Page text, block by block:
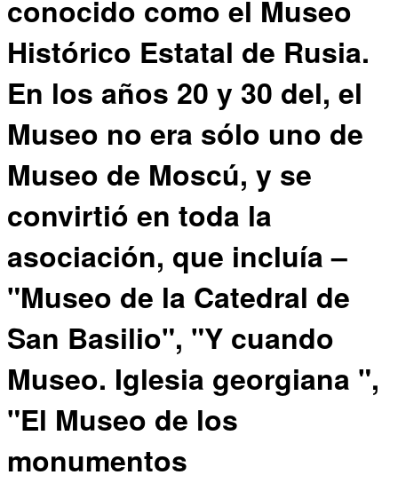
conocido como el Museo
Histórico Estatal de Rusia.
En los años 20 y 30 del, el
Museo no era sólo uno de
Museo de Moscú, y se
convirtió en toda la
asociación, que incluía –
"Museo de la Catedral de
San Basilio", "Y cuando
Museo. Iglesia georgiana ",
"El Museo de los
monumentos